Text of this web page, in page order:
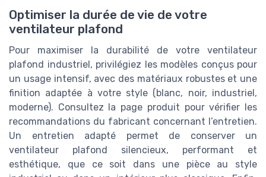
Optimiser la durée de vie de votre
ventilateur plafond
Pour maximiser la durabilité de votre ventilateur
plafond industriel, privilégiez les modèles conçus pour
un usage intensif, avec des matériaux robustes et une
finition adaptée à votre style (blanc, noir, industriel,
moderne). Consultez la page produit pour vérifier les
recommandations du fabricant concernant l’entretien.
Un entretien adapté permet de conserver un
ventilateur plafond silencieux, performant et
esthétique, que ce soit dans une pièce au style